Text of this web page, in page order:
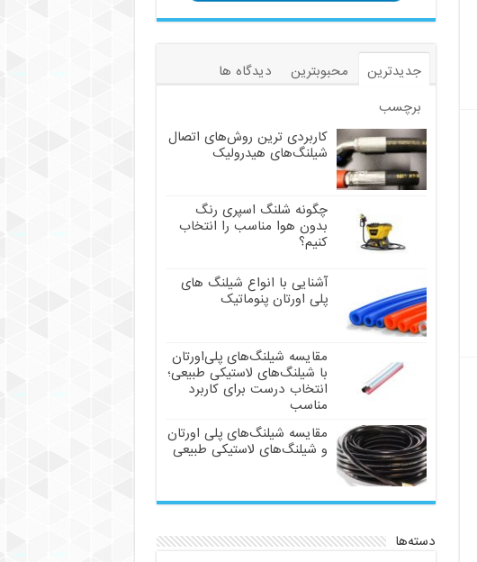
جدیدترین محبوبترین
دیدگاه ها
برچسب
کاربردی ترین روش‌های اتصال
شیلنگ‌های هیدرولیک
چگونه شلنگ اسپری رنگ
بدون هوا مناسب را انتخاب
کنیم؟
آشنایی با انواع شیلنگ های
پلی اورتان پنوماتیک
مقایسه شیلنگ‌های پلی‌اورتان
با شیلنگ‌های لاستیکی طبیعی؛
انتخاب درست برای کاربرد
مناسب
مقایسه شیلنگ‌های پلی اورتان
و شیلنگ‌های لاستیکی طبیعی
دسته‌ها